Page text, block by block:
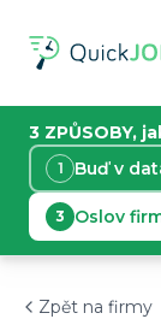
3 ZPŮSOBY,
1 Buď v
3 Oslov
Zpět na firmy